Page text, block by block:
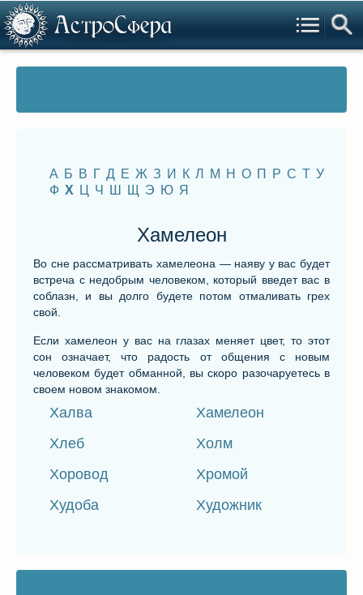
А Б В Г Д Е Ж З И К Л М Н О П Р С Т У
Ф Х Ц Ч Ш Щ Э Ю Я
Хамелеон
Во сне рассматривать хамелеона — наяву у вас будет
встреча с недобрым человеком, который введет вас в
соблазн, и вы долго будете потом отмаливать грех
свой.
Если хамелеон у вас на глазах меняет цвет, то этот
сон означает, что радость от общения с новым
человеком будет обманной, вы скоро разочаруетесь в
своем новом знакомом.
Халва
Хамелеон
Хлеб
Холм
Хоровод
Хромой
Худоба
Художник